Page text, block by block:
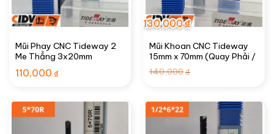
Mũi Phay CNC Tideway 2
Me Thẳng 3x20mm
110,000 ₫
Mũi Khoan CNC Tideway
15mm x 70mm (Quay Phải /
R)
140,000₫
130,000₫
130,000₫.